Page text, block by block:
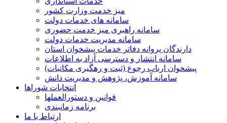
میز خدمت وزارت کشور
سامانه های خدمات دولت
سامانه راهبری میز خدمت حضوری
سامانه مدیریت خدمات دولت
دارندگان پروانه دفاتر خدمات پیشخوان استان
سامانه انتشار و دسترسی آزاد به اطلاعات
پیشخوان ارباب رجوع (ثبت و رهگیری مکاتبات)
سامانه آموزش، پژوهش و مدیریت دانش
انتخابات شوراها
قوانین و دستورالعملها
برنامه زمانبندی
ارتباط با ما